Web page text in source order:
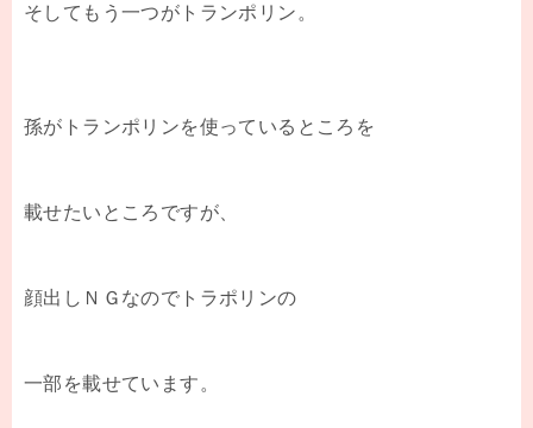
そしてもう一つがトランポリン。
孫がトランポリンを使っているところを
載せたいところですが、
顔出しＮＧなのでトラポリンの
一部を載せています。